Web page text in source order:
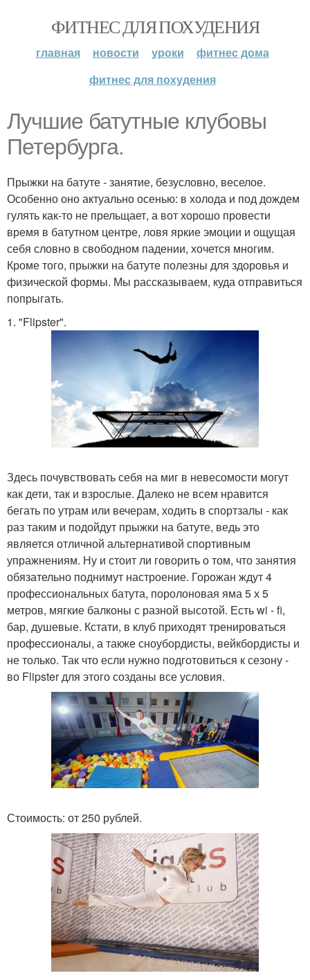
ФИТНЕС ДЛЯ ПОХУДЕНИЯ
главная новости уроки
фитнес дома
фитнес для похудения
Лучшие батутные клубовы
Петербурга.
Прыжки на батуте - занятие, безусловно, веселое.
Особенно оно актуально осенью: в холода и под дождем
гулять как-то не прельщает, а вот хорошо провести
время в батутном центре, ловя яркие эмоции и ощущая
себя словно в свободном падении, хочется многим.
Кроме того, прыжки на батуте полезны для здоровья и
физической формы. Мы рассказываем, куда отправиться
попрыгать.
1. "Flipster".
Здесь почувствовать себя на миг в невесомости могут
как дети, так и взрослые. Далеко не всем нравится
бегать по утрам или вечерам, ходить в спортзалы - как
раз таким и подойдут прыжки на батуте, ведь это
является отличной альтернативой спортивным
упражнениям. Ну и стоит ли говорить о том, что занятия
обязательно поднимут настроение. Горожан ждут 4
профессиональных батута, поролоновая яма 5 х 5
метров, мягкие балконы с разной высотой. Есть wi - fi,
бар, душевые. Кстати, в клуб приходят тренироваться
профессионалы, а также сноубордисты, вейкбордисты и
не только. Так что если нужно подготовиться к сезону -
во Flipster для этого созданы все условия.
Стоимость: от 250 рублей.